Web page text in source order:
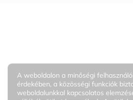
A weboldalon a minőségi
érdekében, a közösségi funkciók
weboldalunkkal kapcsolatos